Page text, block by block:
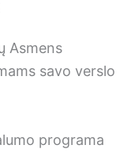
Asmens
savo verslo
programa